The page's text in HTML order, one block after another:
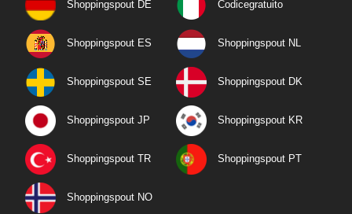
Shoppingspout DE Codicegratuito
Shoppingspout ES Shoppingspout NL
Shoppingspout SE Shoppingspout DK
Shoppingspout JP Shoppingspout KR
Shoppingspout TR Shoppingspout PT
Shoppingspout NO